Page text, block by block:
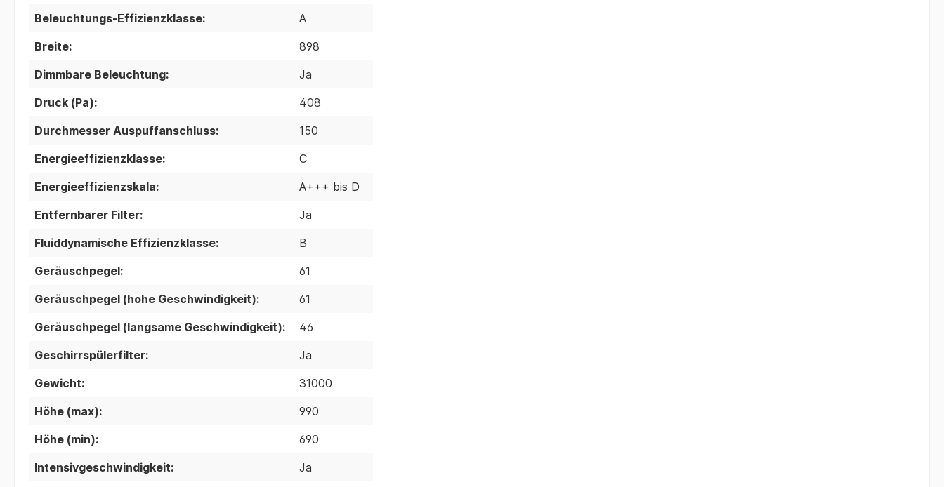
Beleuchtungs-Effizienzklasse:
A
Breite:
898
Dimmbare Beleuchtung:
Ja
Druck (Pa):
408
Durchmesser Auspuffanschluss:
150
Energieeffizienzklasse:
C
Energieeffizienzskala:
A+++ bis D
Entfernbarer Filter:
Ja
Fluiddynamische Effizienzklasse:
B
Geräuschpegel:
61
Geräuschpegel (hohe Geschwindigkeit):
61
Geräuschpegel (langsame Geschwindigkeit):
46
Geschirrspülerfilter:
Ja
Gewicht:
31000
Höhe (max):
990
Höhe (min):
690
Intensivgeschwindigkeit:
Ja